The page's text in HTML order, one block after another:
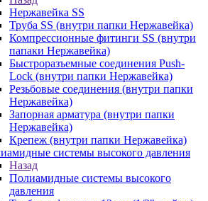
Нержавейка SS
Труба SS (внутри папки Нержавейка)
Компрессионные фитинги SS (внутри
папаки Нержавейка)
Быстроразъемные соединения Push-
Lock (внутри папки Нержавейка)
Резьбовые соединения (внутри папки
Нержавейка)
Запорная арматура (внутри папки
Нержавейка)
Крепеж (внутри папки Нержавейка)
системы высокого давления
Назад
Полиамидные системы высокого
давления